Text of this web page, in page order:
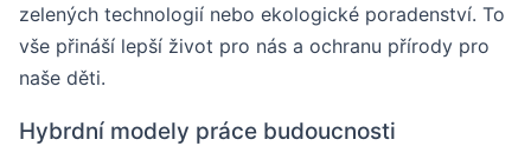
zelených technologií nebo ekologické poradenství. To
vše přináší lepší život pro nás a ochranu přírody pro
naše děti.
Hybrdní modely práce budoucnosti